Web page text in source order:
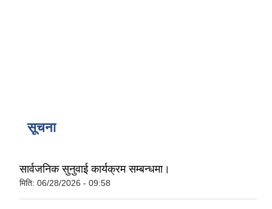
सूचना
सार्वजनिक सुनुवाई कार्यक्रम सम्बन्धमा।
मिति: 06/28/2026 - 09:58